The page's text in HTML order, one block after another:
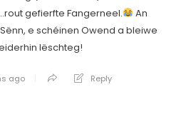
gefierfte Fangerneel.
An
e schéinen Owend a bleiwe
lëschteg!
ago Reply